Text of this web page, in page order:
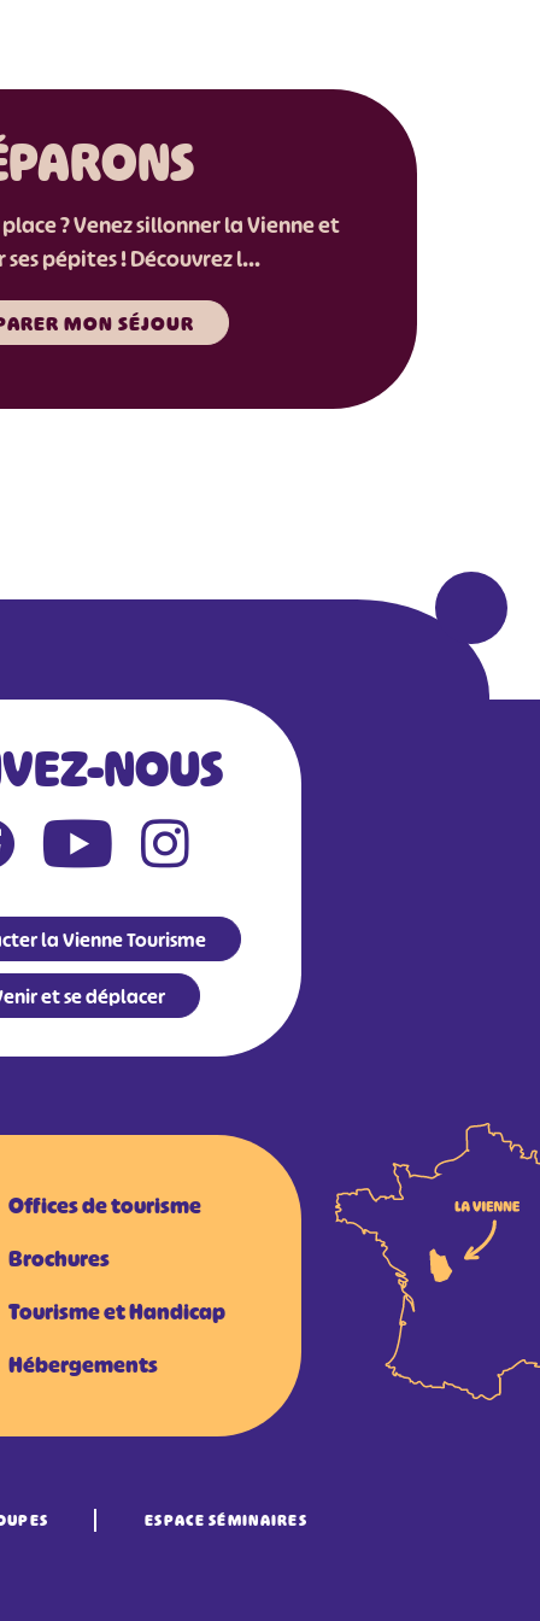
? Venez sillonner la Vienne et
pépites ! Découvrez l...
MON SÉJOUR
NOUS
la Vienne Tourisme
et se déplacer
Offices de tourisme
Brochures
Tourisme et Handicap
Hébergements
ESPACE SÉMINAIRES